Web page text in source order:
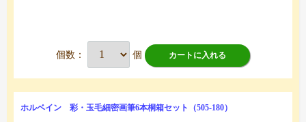
個数： 個 カートに入れる
ホルベイン 彩・玉毛細密画筆6本桐箱セット（505-180）